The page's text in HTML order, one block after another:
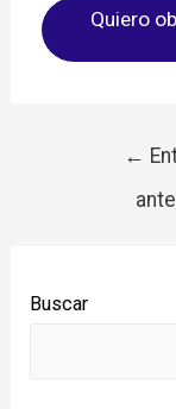
Quiero
←
Buscar